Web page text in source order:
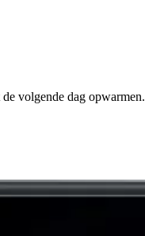
volgende dag